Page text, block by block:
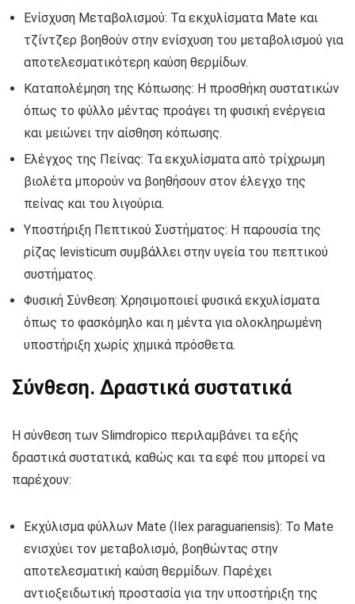
Ενίσχυση Μεταβολισμού: Τα εκχυλίσματα Mate και
τζίντζερ βοηθούν στην ενίσχυση του μεταβολισμού για
αποτελεσματικότερη καύση θερμίδων.
Καταπολέμηση της Κόπωσης: Η προσθήκη συστατικών
όπως το φύλλο μέντας προάγει τη φυσική ενέργεια
και μειώνει την αίσθηση κόπωσης.
Ελέγχος της Πείνας: Τα εκχυλίσματα από τρίχρωμη
βιολέτα μπορούν να βοηθήσουν στον έλεγχο της
πείνας και του λιγούρια.
Υποστήριξη Πεπτικού Συστήματος: Η παρουσία της
ρίζας levisticum συμβάλλει στην υγεία του πεπτικού
συστήματος.
Φυσική Σύνθεση: Χρησιμοποιεί φυσικά εκχυλίσματα
όπως το φασκόμηλο και η μέντα για ολοκληρωμένη
υποστήριξη χωρίς χημικά πρόσθετα.
Σύνθεση. Δραστικά συστατικά
Η σύνθεση των Slimdropico περιλαμβάνει τα εξής
δραστικά συστατικά, καθώς και τα εφέ που μπορεί να
παρέχουν:
Εκχύλισμα φύλλων Mate (Ilex paraguariensis): Το Mate
ενισχύει τον μεταβολισμό, βοηθώντας στην
αποτελεσματική καύση θερμίδων. Παρέχει
αντιοξειδωτική προστασία για την υποστήριξη της